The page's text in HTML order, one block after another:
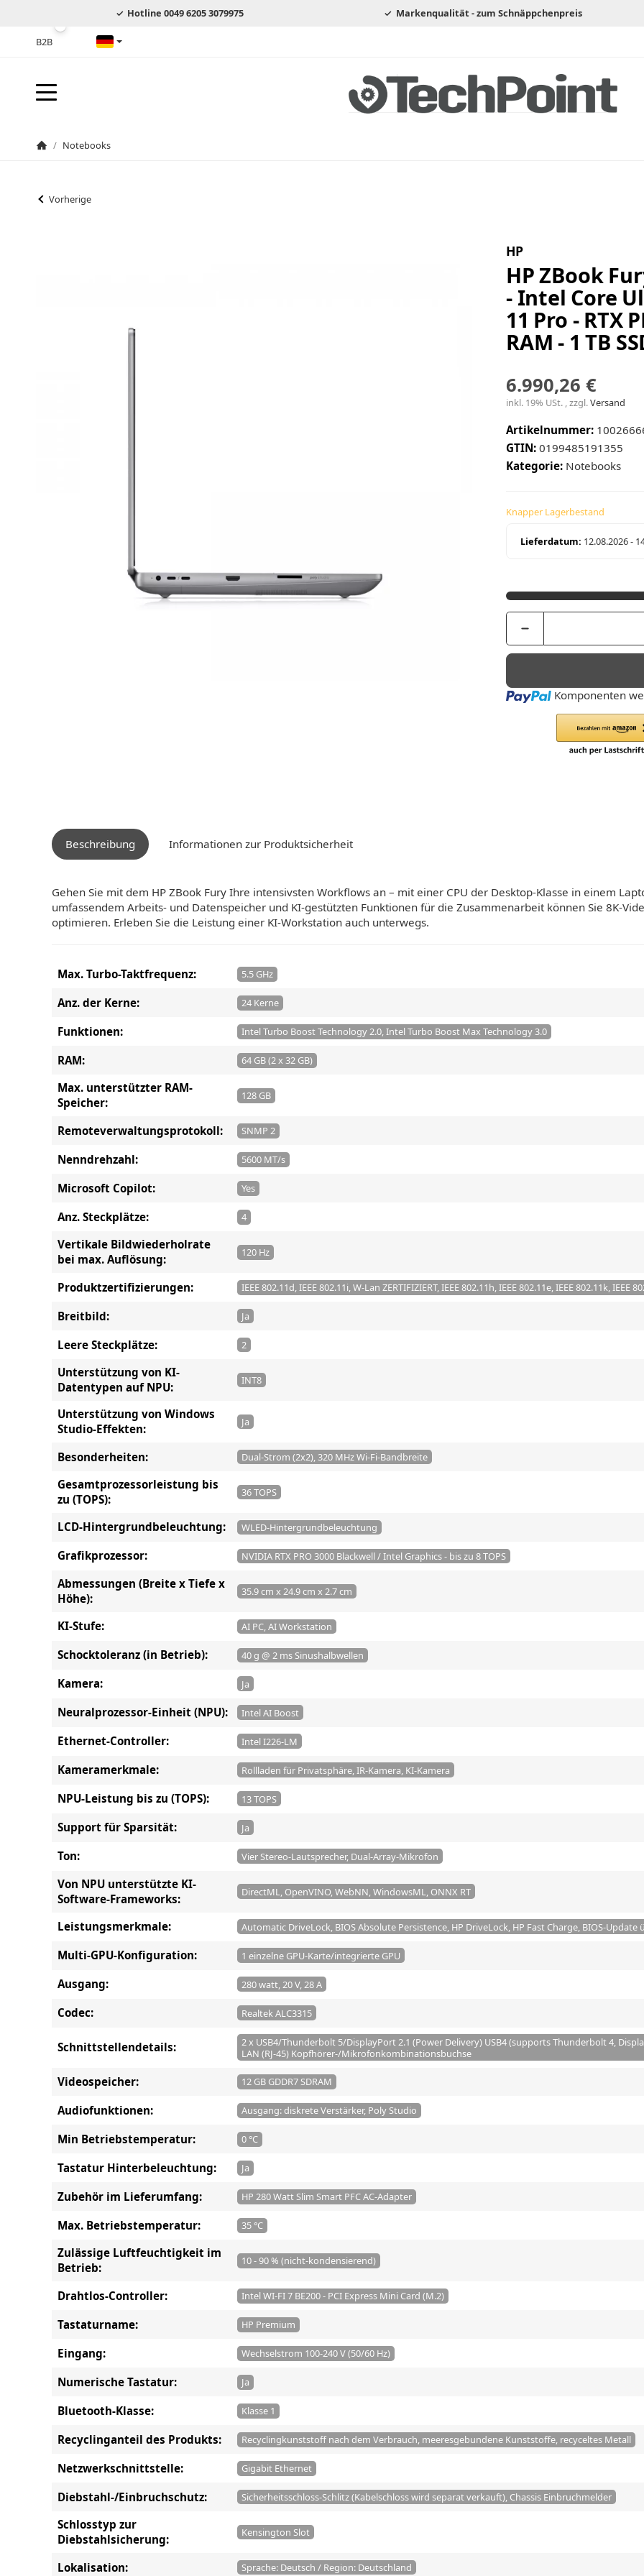
Hotline 0049 6205 3079975 Markenqualität - zum Schnäppchenpreis
B2B Deutsch
/ Notebooks
Vorherige
HP
HP ZBook
- Intel Core
11 Pro - RTX
RAM - 1 TB
6.990,26 €
inkl. 19% USt. , zzgl.Versand
Artikelnummer:
GTIN: 0199485191355
Kategorie: Notebooks
Knapper Lagerbestand
Lieferdatum: 12.08.2026 -
Loading... Komponenten
Beschreibung Informationen zur Produktsicherheit
Gehen Sie mit dem HP ZBook Fury Ihre intensivsten Workflows an – mit einer CPU der Desktop-Klasse in einem
umfassendem Arbeits- und Datenspeicher und KI-gestützten Funktionen für die Zusammenarbeit können Sie 8K-
optimieren. Erleben Sie die Leistung einer KI-Workstation auch unterwegs.
Max. Turbo-Taktfrequenz: 5.5 GHz
Anz. der Kerne: 24 Kerne
Funktionen: Intel Turbo Boost Technology 2.0, Intel Turbo Boost Max Technology 3.0
RAM: 64 GB (2 x 32 GB)
Max. unterstützter RAM-
Speicher:
128 GB
Remoteverwaltungsprotokoll: SNMP 2
Nenndrehzahl: 5600 MT/s
Microsoft Copilot: Yes
Anz. Steckplätze: 4
Vertikale Bildwiederholrate
bei max. Auflösung:
120 Hz
Produktzertifizierungen: IEEE 802.11d, IEEE 802.11i, W-Lan ZERTIFIZIERT, IEEE 802.11h, IEEE 802.11e, IEEE 802.11k, IEEE
Breitbild: Ja
Leere Steckplätze: 2
Unterstützung von KI-
Datentypen auf NPU:
INT8
Unterstützung von Windows
Studio-Effekten:
Ja
Besonderheiten: Dual-Strom (2x2), 320 MHz Wi-Fi-Bandbreite
Gesamtprozessorleistung bis
zu (TOPS):
36 TOPS
LCD-Hintergrundbeleuchtung: WLED-Hintergrundbeleuchtung
Grafikprozessor: NVIDIA RTX PRO 3000 Blackwell / Intel Graphics - bis zu 8 TOPS
Abmessungen (Breite x Tiefe x
Höhe):
35.9 cm x 24.9 cm x 2.7 cm
KI-Stufe: AI PC, AI Workstation
Schocktoleranz (in Betrieb): 40 g @ 2 ms Sinushalbwellen
Kamera: Ja
Neuralprozessor-Einheit (NPU): Intel AI Boost
Ethernet-Controller: Intel I226-LM
Kameramerkmale: Rollladen für Privatsphäre, IR-Kamera, KI-Kamera
NPU-Leistung bis zu (TOPS): 13 TOPS
Support für Sparsität: Ja
Ton: Vier Stereo-Lautsprecher, Dual-Array-Mikrofon
Von NPU unterstützte KI-
Software-Frameworks:
DirectML, OpenVINO, WebNN, WindowsML, ONNX RT
Leistungsmerkmale: Automatic DriveLock, BIOS Absolute Persistence, HP DriveLock, HP Fast Charge, BIOS-
Multi-GPU-Konfiguration: 1 einzelne GPU-Karte/integrierte GPU
Ausgang: 280 watt, 20 V, 28 A
Codec: Realtek ALC3315
Schnittstellendetails:
2 x USB4/Thunderbolt 5/DisplayPort 2.1 (Power Delivery) USB4 (supports Thunderbolt 4,
LAN (RJ-45) Kopfhörer-/Mikrofonkombinationsbuchse
Videospeicher: 12 GB GDDR7 SDRAM
Audiofunktionen: Ausgang: diskrete Verstärker, Poly Studio
Min Betriebstemperatur: 0 °C
Tastatur Hinterbeleuchtung: Ja
Zubehör im Lieferumfang: HP 280 Watt Slim Smart PFC AC-Adapter
Max. Betriebstemperatur: 35 °C
Zulässige Luftfeuchtigkeit im
Betrieb:
10 - 90 % (nicht-kondensierend)
Drahtlos-Controller: Intel WI-FI 7 BE200 - PCI Express Mini Card (M.2)
Tastaturname: HP Premium
Eingang: Wechselstrom 100-240 V (50/60 Hz)
Numerische Tastatur: Ja
Bluetooth-Klasse: Klasse 1
Recyclinganteil des Produkts: Recyclingkunststoff nach dem Verbrauch, meeresgebundene Kunststoffe, recyceltes Metall
Netzwerkschnittstelle: Gigabit Ethernet
Diebstahl-/Einbruchschutz: Sicherheitsschloss-Schlitz (Kabelschloss wird separat verkauft), Chassis Einbruchmelder
Schlosstyp zur
Diebstahlsicherung:
Kensington Slot
Lokalisation: Sprache: Deutsch / Region: Deutschland